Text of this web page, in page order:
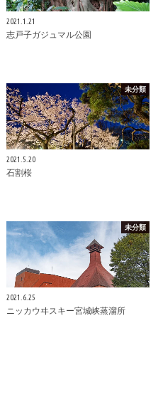
2021.1.21
志戸子ガジュマル公園
未分類
2021.5.20
石割桜
未分類
2021.6.25
ニッカウヰスキー宮城峡蒸溜所